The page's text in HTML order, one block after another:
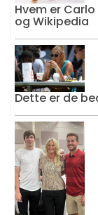
Hvem er
og Wikipedia
Dette er de